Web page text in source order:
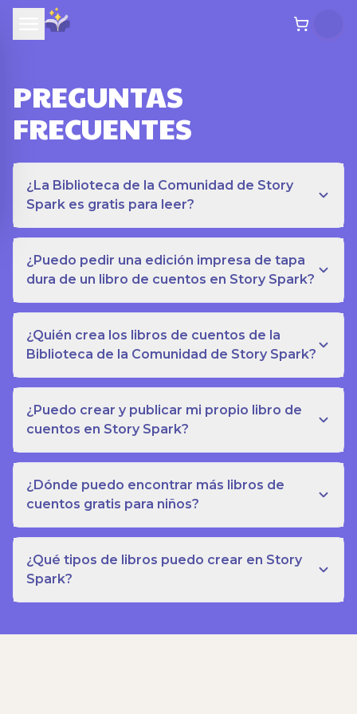
PREGUNTAS
FRECUENTES
¿La Biblioteca de la Comunidad de Story
Spark es gratis para leer?
¿Puedo pedir una edición impresa de tapa
dura de un libro de cuentos en Story Spark?
¿Quién crea los libros de cuentos de la
Biblioteca de la Comunidad de Story Spark?
¿Puedo crear y publicar mi propio libro de
cuentos en Story Spark?
¿Dónde puedo encontrar más libros de
cuentos gratis para niños?
¿Qué tipos de libros puedo crear en Story
Spark?